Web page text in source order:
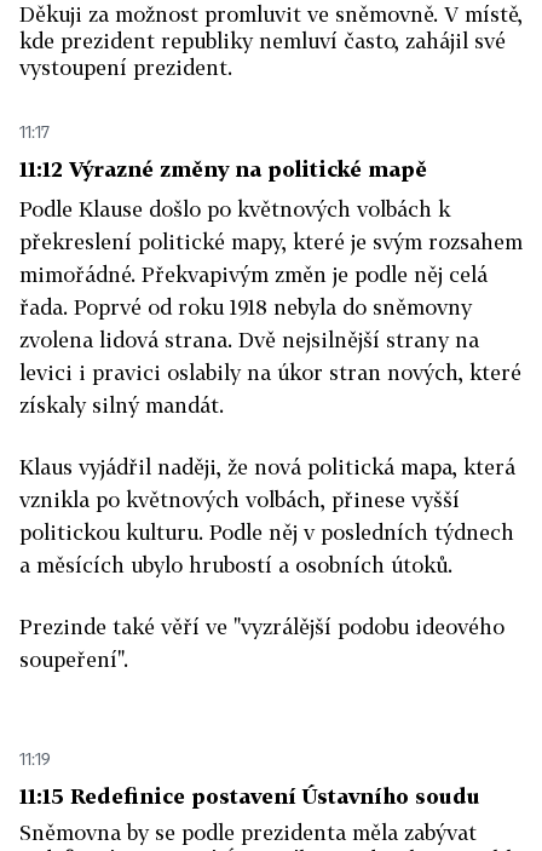
Děkuji za možnost promluvit ve sněmovně. V místě,
kde prezident republiky nemluví často, zahájil své
vystoupení prezident.
11:17
11:12 Výrazné změny na politické mapě
Podle Klause došlo po květnových volbách k
překreslení politické mapy, které je svým rozsahem
mimořádné. Překvapivým změn je podle něj celá
řada. Poprvé od roku 1918 nebyla do sněmovny
zvolena lidová strana. Dvě nejsilnější strany na
levici i pravici oslabily na úkor stran nových, které
získaly silný mandát.
Klaus vyjádřil naději, že nová politická mapa, která
vznikla po květnových volbách, přinese vyšší
politickou kulturu. Podle něj v posledních týdnech
a měsících ubylo hrubostí a osobních útoků.
Prezinde také věří ve "vyzrálější podobu ideového
soupeření".
11:19
11:15 Redefinice postavení Ústavního soudu
Sněmovna by se podle prezidenta měla zabývat